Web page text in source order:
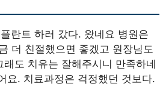
란트 하러 갔다. 왔네요 병원은
더 친절했으면 좋겠고 원장님도
도 치유는 잘해주시니 만족하네
요. 치료과정은 걱정했던 것보다.